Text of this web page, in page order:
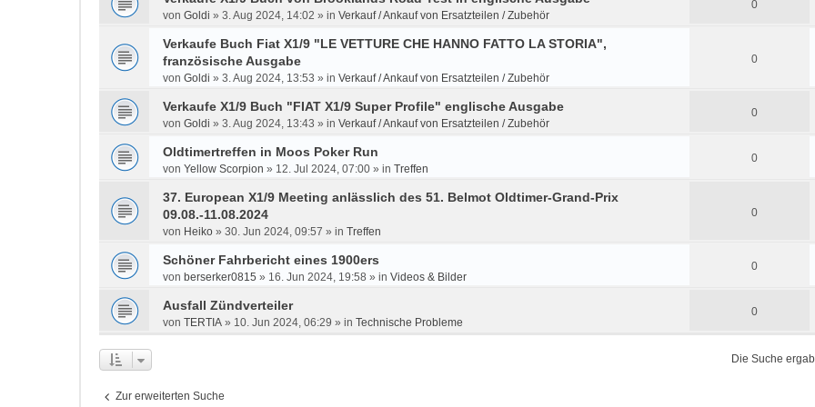
von Goldi » 3. Aug 2024, 14:02 » in Verkauf / Ankauf von Ersatzteilen / Zubehör
0
Verkaufe Buch Fiat X1/9 "LE VETTURE CHE HANNO FATTO LA STORIA",
französische Ausgabe
von Goldi » 3. Aug 2024, 13:53 » in Verkauf / Ankauf von Ersatzteilen / Zubehör
0
Verkaufe X1/9 Buch "FIAT X1/9 Super Profile" englische Ausgabe
von Goldi » 3. Aug 2024, 13:43 » in Verkauf / Ankauf von Ersatzteilen / Zubehör
0
Oldtimertreffen in Moos Poker Run
von Yellow Scorpion » 12. Jul 2024, 07:00 » in Treffen
0
37. European X1/9 Meeting anlässlich des 51. Belmot Oldtimer-Grand-Prix
09.08.-11.08.2024
von Heiko » 30. Jun 2024, 09:57 » in Treffen
0
Schöner Fahrbericht eines 1900ers
von berserker0815 » 16. Jun 2024, 19:58 » in Videos & Bilder
0
Ausfall Zündverteiler
von TERTIA » 10. Jun 2024, 06:29 » in Technische Probleme
0
Die Suche
Zur erweiterten Suche